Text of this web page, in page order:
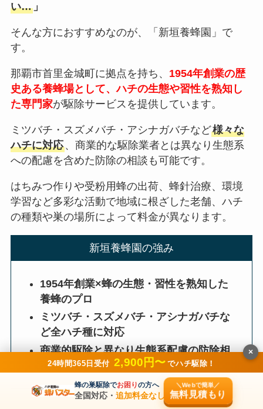
い…」
そんな方におすすめなのが、「新垣養蜂園」で
す。
那覇市首里金城町に拠点を持ち、 1954年創業の歴
史ある養蜂場として、ハチの生態や習性を熟知し
た専門家が駆除サービスを提供しています。
ミツバチ・スズメバチ・アシナガバチなど様々な
ハチに対応、商業的な駆除業者とは異なり生態系
への配慮を含めた防除の相談も可能です。
はちみつ作りや受粉用蜂の出荷、蜂針治療、環境
学習など多彩な活動で地域に根ざした老舗、ハチ
の種類や巣の場所によって料金が異なります。
新垣養蜂園の強み
1954年創業×蜂の生態・習性を熟知した
養蜂のプロ
ミツバチ・スズメバチ・アシナガバチな
ど全ハチ種に対応
商業的駆除と異なり生態系配慮の防除相
談も可能
24時間365日受付 2,900円〜 でハチ駆除！
蜂の巣駆除でお困りの方へ
全国対応・追加料金なし
＼Webで簡単／
無料見積もり
×